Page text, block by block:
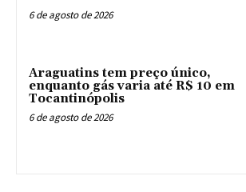
6 de agosto de 2026
Araguatins tem preço único,
enquanto gás varia até R$ 10 em
Tocantinópolis
6 de agosto de 2026